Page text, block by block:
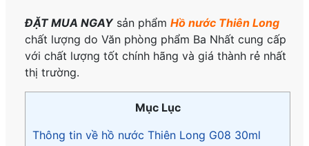
ĐẶT MUA NGAYsản phẩmHồ nước Thiên Long
chất lượng do Văn phòng phẩm Ba Nhất cung cấp
với chất lượng tốt chính hãng và giá thành rẻ nhất
thị trường.
Mục Lục
Thông tin về hồ nước Thiên Long G08 30ml